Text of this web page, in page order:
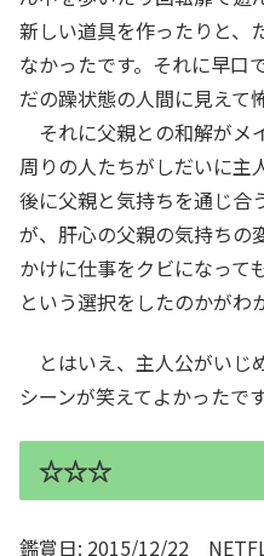
新しい道具を作ったりと、
なかったです。それに早口
だの躁状態の人間に見えて
それに父親との和解がメ
周りの人たちがしだいに主
後に父親と気持ちを通じ合
が、肝心の父親の気持ちの
かけに仕事をクビになって
という選択をしたのかがわ
とはいえ、主人公がいじ
シーンが笑えてよかったです
☆☆☆
鑑賞日: 2015/12/22